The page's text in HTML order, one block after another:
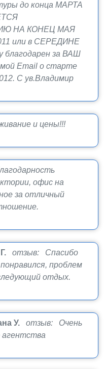
до конца МАРТА
НА КОНЕЦ МАЯ
или в СЕРЕДИНЕ
благодарен за ВАШ
Email о старте
С ув.Владимир
и цены!!!
офис на
за отличный
отзыв: Спасибо
проблем
отдых.
У.
отзыв: Очень
агентства